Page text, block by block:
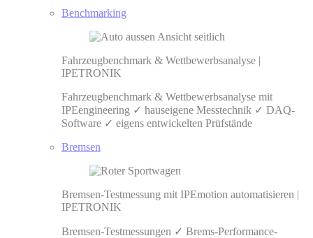
Benchmarking
Fahrzeugbenchmark & Wettbewerbsanalyse |
IPETRONIK
Fahrzeugbenchmark & Wettbewerbsanalyse mit
IPEengineering ✓ hauseigene Messtechnik ✓ DAQ-
Software ✓ eigens entwickelten Prüfstände
Bremsen
Bremsen-Testmessung mit IPEmotion automatisieren |
IPETRONIK
Bremsen-Testmessungen ✓ Brems-Performance-